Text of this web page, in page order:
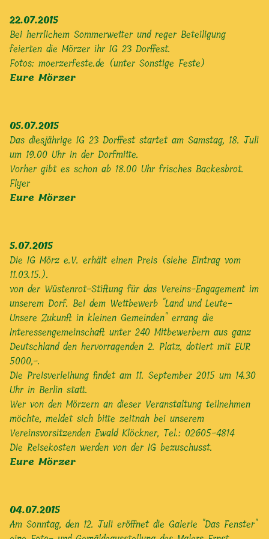
22.07.2015
Bei herrlichem Sommerwetter und reger Beteiligung
feierten die Mörzer ihr IG 23 Dorffest.
Fotos: moerzerfeste.de (unter Sonstige Feste)
Eure Mörzer
05.07.2015
Das diesjährige IG 23 Dorffest startet am Samstag, 18. Juli
um 19.00 Uhr in der Dorfmitte.
Vorher gibt es schon ab 18.00 Uhr frisches Backesbrot.
Flyer
Eure Mörzer
5.07.2015
Die IG Mörz e.V. erhält einen Preis (siehe Eintrag vom
11.03.15.).
von der Wüstenrot-Stiftung für das Vereins-Engagement im
unserem Dorf. Bei dem Wettbewerb "Land und Leute-
Unsere Zukunft in kleinen Gemeinden" errang die
Interessengemeinschaft unter 240 Mitbewerbern aus ganz
Deutschland den hervorragenden 2. Platz, dotiert mit EUR
5000,-.
Die Preisverleihung findet am 11. September 2015 um 14.30
Uhr in Berlin statt.
Wer von den Mörzern an dieser Veranstaltung teilnehmen
möchte, meldet sich bitte zeitnah bei unserem
Vereinsvorsitzenden Ewald Klöckner, Tel.: 02605-4814
Die Reisekosten werden von der IG bezuschusst.
Eure Mörzer
04.07.2015
Am Sonntag, den 12. Juli eröffnet die Galerie "Das Fenster"